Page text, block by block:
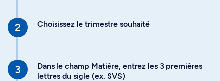
Choisissez le trimestre souhaité
Dans le champ Matière, entrez les 3 premières
lettres du sigle (ex. SVS)